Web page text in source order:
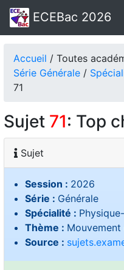
ECEBac 2026
Accueil / Toutes
Série Générale /
71
Sujet 71: Top
Sujet
Session : 2026
Série : Générale
Spécialité :
Thème :
Source :